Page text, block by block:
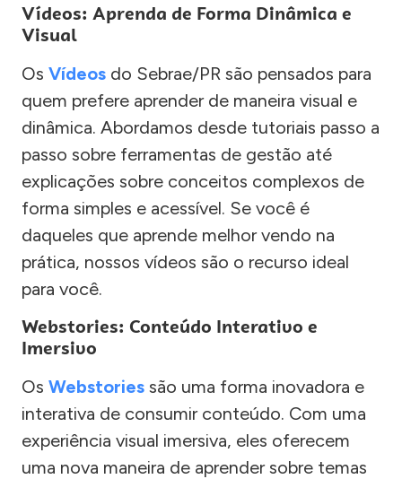
Vídeos: Aprenda de Forma Dinâmica e
Visual
Os Vídeos do Sebrae/PR são pensados para
quem prefere aprender de maneira visual e
dinâmica. Abordamos desde tutoriais passo a
passo sobre ferramentas de gestão até
explicações sobre conceitos complexos de
forma simples e acessível. Se você é
daqueles que aprende melhor vendo na
prática, nossos vídeos são o recurso ideal
para você.
Webstories: Conteúdo Interativo e
Imersivo
Os Webstories são uma forma inovadora e
interativa de consumir conteúdo. Com uma
experiência visual imersiva, eles oferecem
uma nova maneira de aprender sobre temas